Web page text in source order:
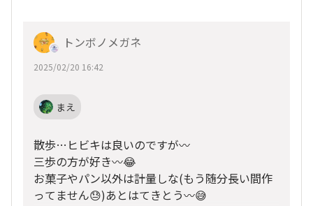
トンボノメガネ
2025/02/20 16:42
まえ
散歩…ヒビキは良いのですが〰️
三歩の方が好き〰️😂
お菓子やパン以外は計量しな(もう随分長い間作
ってません😓)あとはてきとう〰️😅